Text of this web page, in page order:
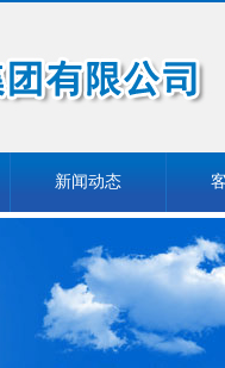
新闻动态